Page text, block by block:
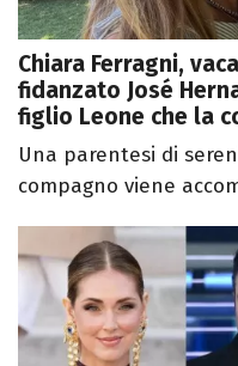
Chiara Ferragni,
fidanzato José
figlio Leone che la
Una parentesi di
compagno viene